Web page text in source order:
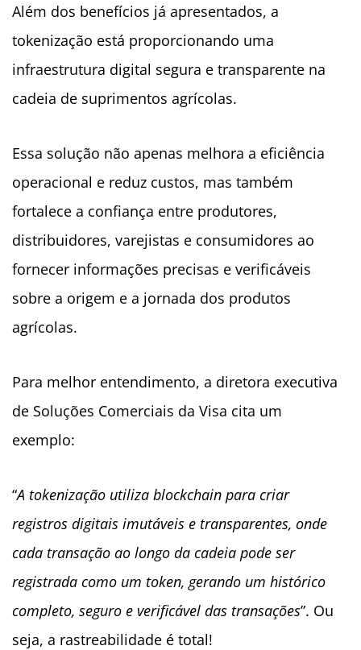
Além dos benefícios já apresentados, a
tokenização está proporcionando uma
infraestrutura digital segura e transparente na
cadeia de suprimentos agrícolas.
Essa solução não apenas melhora a eficiência
operacional e reduz custos, mas também
fortalece a confiança entre produtores,
distribuidores, varejistas e consumidores ao
fornecer informações precisas e verificáveis
sobre a origem e a jornada dos produtos
agrícolas.
Para melhor entendimento, a diretora executiva
de Soluções Comerciais da Visa cita um
exemplo:
“A tokenização utiliza blockchain para criar
registros digitais imutáveis e transparentes, onde
cada transação ao longo da cadeia pode ser
registrada como um token, gerando um histórico
completo, seguro e verificável das transações”. Ou
seja, a rastreabilidade é total!